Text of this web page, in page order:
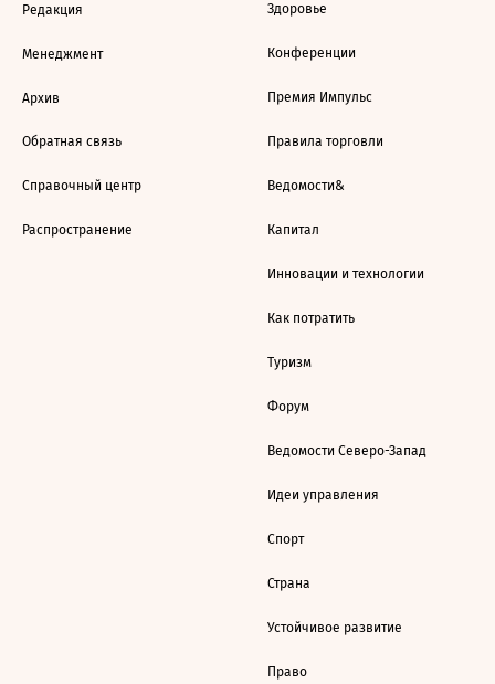
Редакция
Менеджмент
Архив
Обратная связь
Справочный центр
Распространение
Здоровье
Конференции
Премия Импульс
Правила торговли
Ведомости&
Капитал
Инновации и технологии
Как потратить
Туризм
Форум
Ведомости Северо-Запад
Идеи управления
Спорт
Страна
Устойчивое развитие
Право